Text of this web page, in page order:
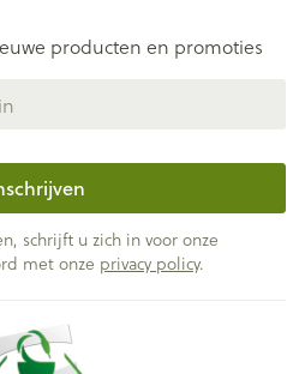
producten en promoties
schrijft u zich in voor onze
met onze privacy policy.